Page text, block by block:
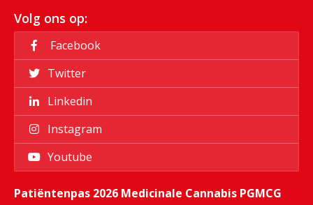
Volg ons op:
Facebook
Twitter
Linkedin
Instagram
Youtube
Patiëntenpas 2026 Medicinale Cannabis PGMCG